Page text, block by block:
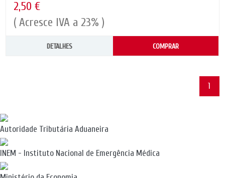
2,50 €
( Acresce IVA a 23% )
DETALHES COMPRAR
1
Autoridade Tributária Aduaneira
INEM - Instituto Nacional de Emergência Médica